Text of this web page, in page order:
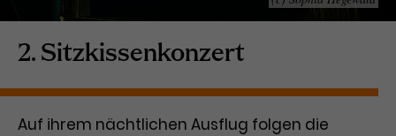
Analytics installiert. Das Cookie
darüber zu speichern, wie
2. Sitzkissenkonzert
Auf ihrem nächtlichen Ausflug folgen die